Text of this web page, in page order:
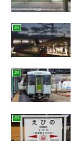
JR
JR
JR